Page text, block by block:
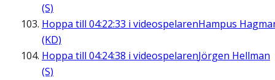
(S)
Hoppa till 04:22:33 i videospelarenHampus
(KD)
Hoppa till 04:24:38 i videospelarenJörgen Hellman
(S)